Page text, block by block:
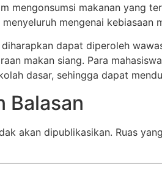
mengonsumsi makanan yang
mengenai kebiasaan
dapat diperoleh
makan siang. Para
dasar, sehingga dapat
Balasan
akan dipublikasikan. Ruas